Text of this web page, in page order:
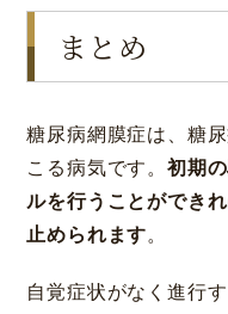
まとめ
糖尿病網膜症は、糖
こる病気です。 初期
ルを行うことができ
止められます。
自覚症状がなく進行す